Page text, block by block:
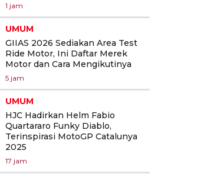
1 jam
UMUM
GIIAS 2026 Sediakan Area Test
Ride Motor, Ini Daftar Merek
Motor dan Cara Mengikutinya
5 jam
UMUM
HJC Hadirkan Helm Fabio
Quartararo Funky Diablo,
Terinspirasi MotoGP Catalunya
2025
17 jam